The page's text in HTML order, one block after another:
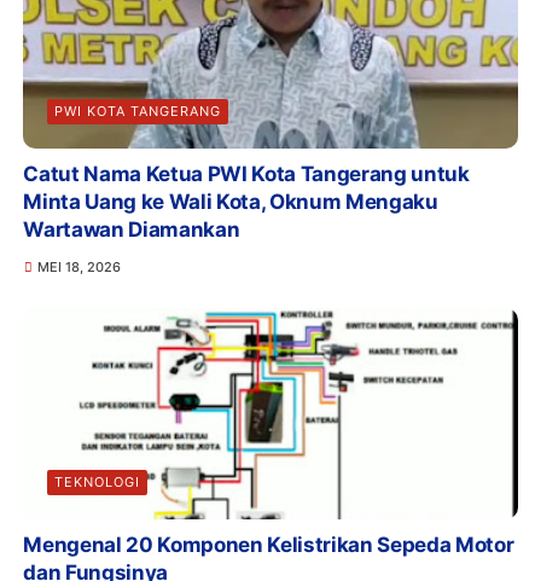
PWI KOTA TANGERANG
Catut Nama Ketua PWI Kota Tangerang untuk
Minta Uang ke Wali Kota, Oknum Mengaku
Wartawan Diamankan
MEI 18, 2026
TEKNOLOGI
Mengenal 20 Komponen Kelistrikan Sepeda Motor
dan Fungsinya